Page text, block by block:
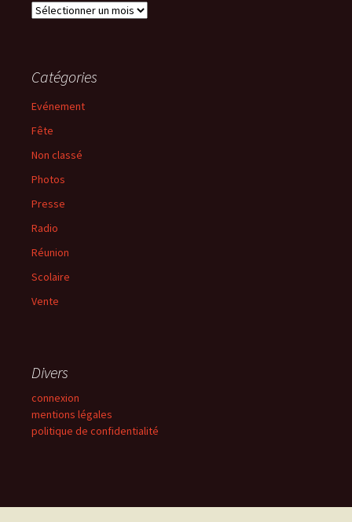
Archives
Catégories
Evénement
Fête
Non classé
Photos
Presse
Radio
Réunion
Scolaire
Vente
Divers
connexion
mentions légales
politique de confidentialité